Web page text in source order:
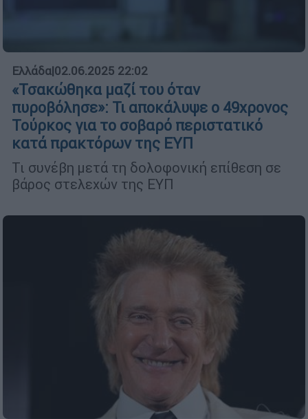
Ελλάδα|02.06.2025 22:02
«Τσακώθηκα μαζί του όταν
πυροβόλησε»: Τι αποκάλυψε ο 49χρονος
Τούρκος για το σοβαρό περιστατικό
κατά πρακτόρων της ΕΥΠ
Τι συνέβη μετά τη δολοφονική επίθεση σε
βάρος στελεχών της ΕΥΠ